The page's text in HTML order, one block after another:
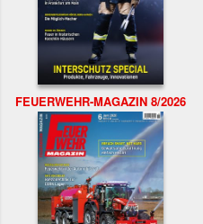
FEUERWEHR-MAGAZIN 8/2026